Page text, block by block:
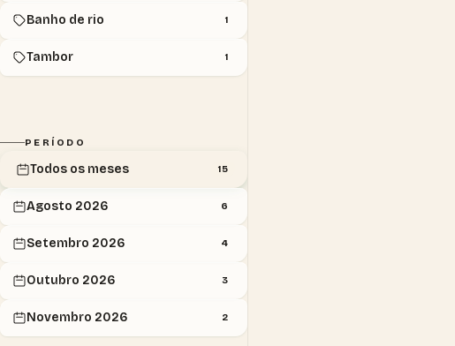
Banho de rio 1
Tambor 1
PERÍODO
Todos os meses 15
Agosto 2026 6
Setembro 2026 4
Outubro 2026 3
Novembro 2026 2